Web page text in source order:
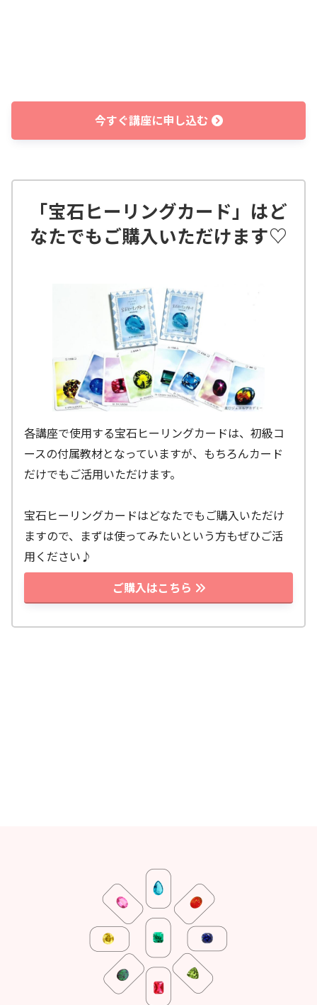
今すぐ講座に申し込む
「宝石ヒーリングカード」はど
なたでもご購入いただけます♡
各講座で使用する宝石ヒーリングカードは、初級コ
ースの付属教材となっていますが、もちろんカード
だけでもご活用いただけます。
宝石ヒーリングカードはどなたでもご購入いただけ
ますので、まずは使ってみたいという方もぜひご活
用ください♪
ご購入はこちら